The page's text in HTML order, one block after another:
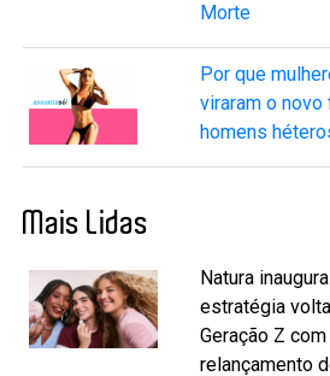
Morte
Por que
viraram o
homens
Mais Lidas
Natura
estratégia
Geração Z com
relançamento